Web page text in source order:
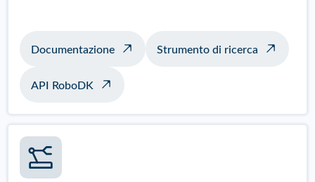
Documentazione Strumento di ricerca
API RoboDK